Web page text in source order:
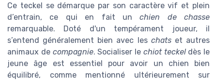
Ce teckel se démarque par son caractère vif et plein
d’entrain, ce qui en fait unchien de chasse
remarquable. Doté d'un tempérament joueur, il
s’entend généralement bien avec les chatset autres
animaux de compagnie. Socialiser le chiot teckeldès le
jeune âge est essentiel pour avoir un chien bien
équilibré, comme mentionné ultérieurement sur